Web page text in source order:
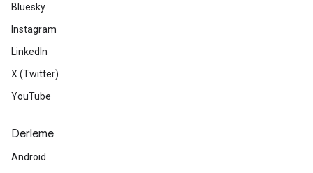
Bluesky
Instagram
LinkedIn
X (Twitter)
YouTube
Derleme
Android